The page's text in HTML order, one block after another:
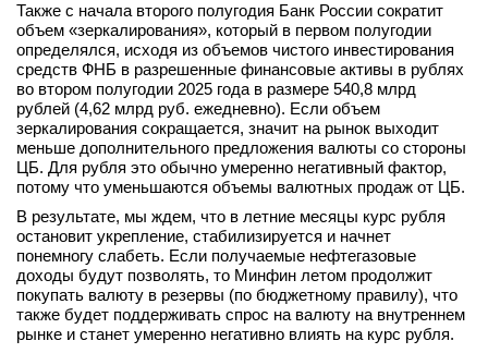
Также с начала второго полугодия Банк России сократит
объем «зеркалирования», который в первом полугодии
определялся, исходя из объемов чистого инвестирования
средств ФНБ в разрешенные финансовые активы в рублях
во втором полугодии 2025 года в размере 540,8 млрд
рублей (4,62 млрд руб. ежедневно). Если объем
зеркалирования сокращается, значит на рынок выходит
меньше дополнительного предложения валюты со стороны
ЦБ. Для рубля это обычно умеренно негативный фактор,
потому что уменьшаются объемы валютных продаж от ЦБ.
В результате, мы ждем, что в летние месяцы курс рубля
остановит укрепление, стабилизируется и начнет
понемногу слабеть. Если получаемые нефтегазовые
доходы будут позволять, то Минфин летом продолжит
покупать валюту в резервы (по бюджетному правилу), что
также будет поддерживать спрос на валюту на внутреннем
рынке и станет умеренно негативно влиять на курс рубля.